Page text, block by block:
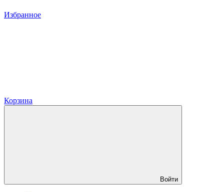
Избранное
Корзина
Войти